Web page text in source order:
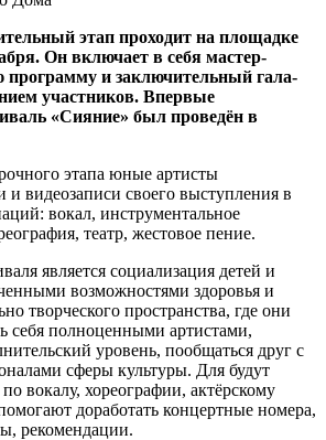
этап проходит на площадке
Он включает в себя мастер-
программу и заключительный гала-
участников. Впервые
«Сияние» был проведён в
этапа юные артисты
и видеозаписи своего выступления в
вокал, инструментальное
театр, жестовое пение.
является социализация детей и
возможностями здоровья и
творческого пространства, где они
себя полноценными артистами,
уровень, пообщаться друг с
сферы культуры. Для будут
вокалу, хореографии, актёрскому
доработать концертные номера,
рекомендации.